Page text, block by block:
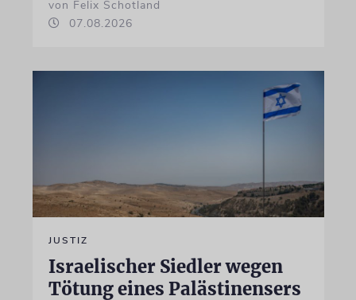
von Felix Schotland
07.08.2026
JUSTIZ
Israelischer Siedler wegen
Tötung eines Palästinensers